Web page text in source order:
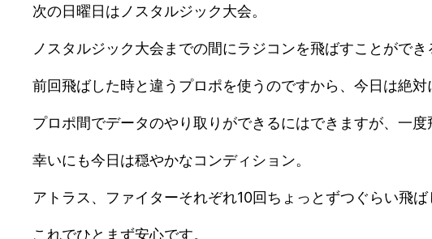
次の日曜日はノスタルジック大会。
ノスタルジック大会までの間にラジコンを飛ばすことができ
前回飛ばした時と違うプロポを使うのですから、今日は絶対
プロポ間でデータのやり取りができるにはできますが、一
幸いにも今日は穏やかなコンディション。
アトラス、ファイターそれぞれ10回ちょっとずつぐらい飛ば
これでひとまず安心です。